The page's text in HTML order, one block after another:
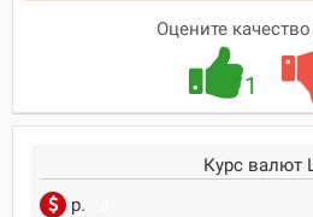
Оцените
1
Курс валют
р.